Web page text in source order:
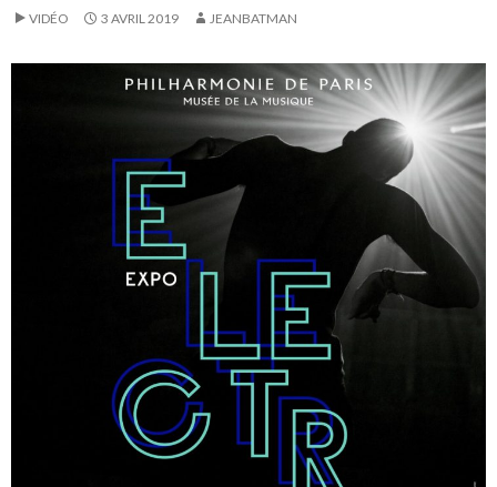
VIDÉO 3 AVRIL 2019 JEANBATMAN